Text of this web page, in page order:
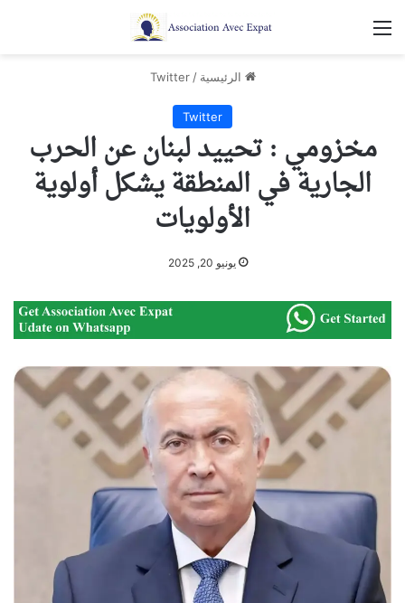
القائمة
الرئيسية /
Twitter
Twitter
مخزومي : تحييد لبنان عن الحرب
الجارية في المنطقة يشكل أولوية
الأولويات
يونيو 20, 2025